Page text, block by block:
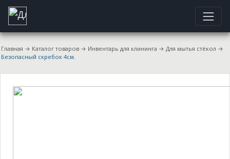
Главная → Каталог товаров → Инвентарь для клининга → Для мытья стёкол →
Безопасный скребок 4см.